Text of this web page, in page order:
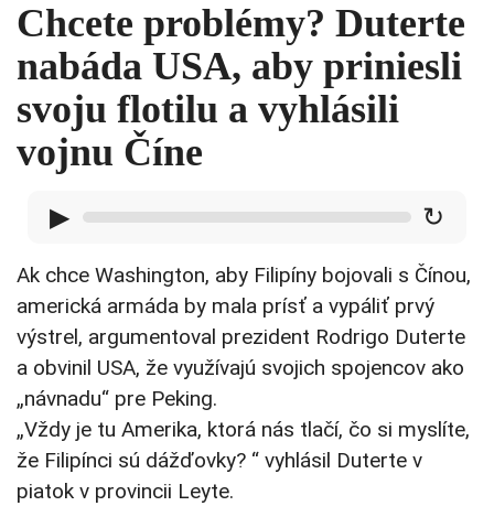
Chcete problémy? Duterte
nabáda USA, aby priniesli
svoju flotilu a vyhlásili
vojnu Číne
▶ ↻
Ak chce Washington, aby Filipíny bojovali s Čínou,
americká armáda by mala prísť a vypáliť prvý
výstrel, argumentoval prezident Rodrigo Duterte
a obvinil USA, že využívajú svojich spojencov ako
„návnadu“ pre Peking.
„Vždy je tu Amerika, ktorá nás tlačí, čo si myslíte,
že Filipínci sú dážďovky? “ vyhlásil Duterte v
piatok v provincii Leyte.